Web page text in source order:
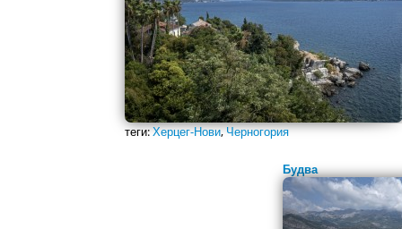
теги:Херцег-Нови,Черногория
Будва